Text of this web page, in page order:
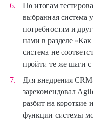
По итогам
выбранная система
потребностям и
нами в разделе
система не
пройти те же шаги
Для внедрения
зарекомендовал
разбит на короткие
функции системы